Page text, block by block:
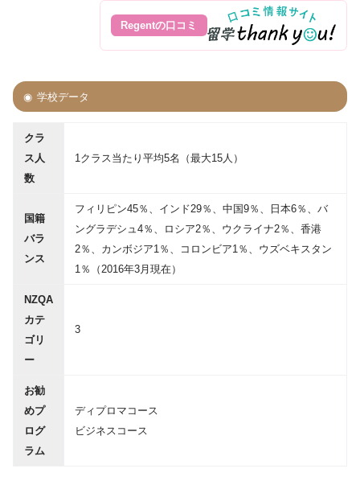
Regentの口コミ
学校データ
クラ
ス人
数
1クラス当たり平均5名（最大15人）
国籍
バラ
ンス
フィリピン45％、インド29％、中国9％、日本6％、バ
ングラデシュ4％、ロシア2％、ウクライナ2％、香港
2％、カンボジア1％、コロンビア1％、ウズベキスタン
1％（2016年3月現在）
NZQA
カテ
ゴリ
ー
3
お勧
めプ
ログ
ラム
ディプロマコース
ビジネスコース